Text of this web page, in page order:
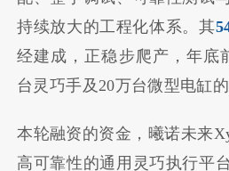
持续放大的工程化体系。其
经建成，正稳步爬产，年底
台灵巧手及20万台微型电缸的
本轮融资的资金，曦诺未来
高可靠性的通用灵巧执行平